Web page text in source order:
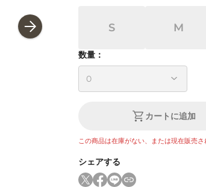
S M
数量：
カートに追加
この商品は在庫がない、または現在販売さ
シェアする